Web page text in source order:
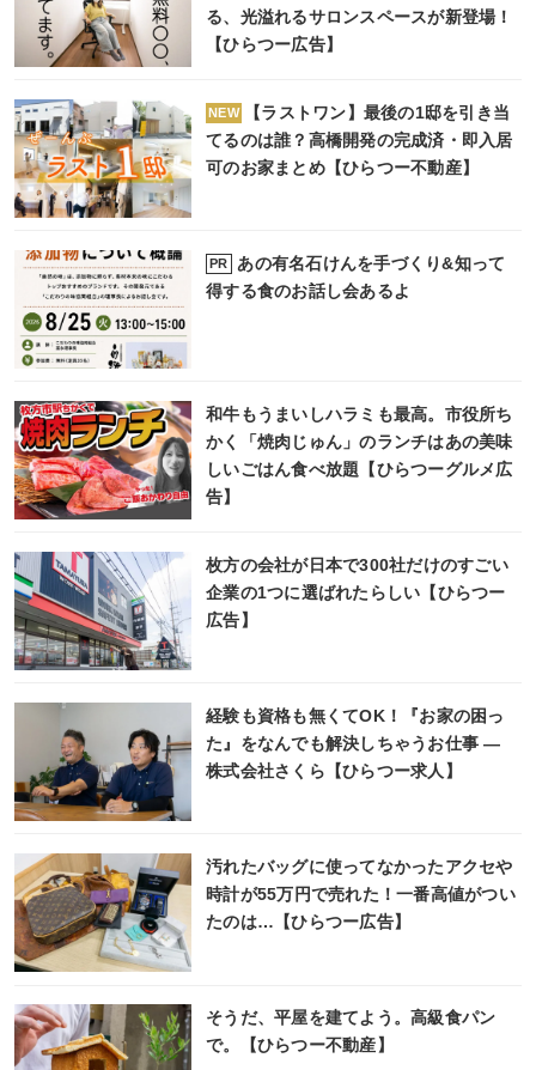
る、光溢れるサロンスペースが新登場！
【ひらつー広告】
NEW
【ラストワン】最後の1邸を引き当
てるのは誰？高橋開発の完成済・即入居
可のお家まとめ【ひらつー不動産】
PR
あの有名石けんを手づくり&知って
得する食のお話し会あるよ
和牛もうまいしハラミも最高。市役所ち
かく「焼肉じゅん」のランチはあの美味
しいごはん食べ放題【ひらつーグルメ広
告】
枚方の会社が日本で300社だけのすごい
企業の1つに選ばれたらしい【ひらつー
広告】
経験も資格も無くてOK！『お家の困っ
た』をなんでも解決しちゃうお仕事 ―
株式会社さくら【ひらつー求人】
汚れたバッグに使ってなかったアクセや
時計が55万円で売れた！一番高値がつい
たのは…【ひらつー広告】
そうだ、平屋を建てよう。高級食パン
で。【ひらつー不動産】